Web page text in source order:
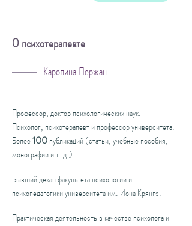
О психотерапевте
Каролина Пержан
Профессор, доктор психологических наук.
Психолог, психотерапевт и профессор университета.
Более100публикаций (статьи, учебные пособия,
монографии и т. д.).
Бывший декан факультета психологии и
психопедагогики университета им. Иона Крянгэ.
Практическая деятельность в качестве психолога и